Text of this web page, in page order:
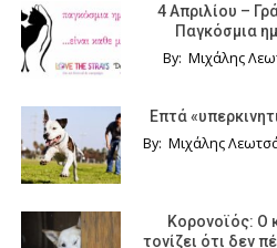
4 Απριλίου –
Παγκόσμια
By: Μιχάλης
Επτά
By: Μιχάλης
Κορονοϊός: Ο
τονίζει ότι δεν